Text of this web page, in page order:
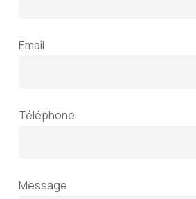
Email
Téléphone
Message